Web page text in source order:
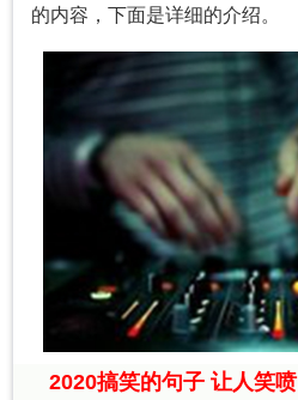
的内容，下面是详细的介绍。
2020搞笑的句子 让人笑喷